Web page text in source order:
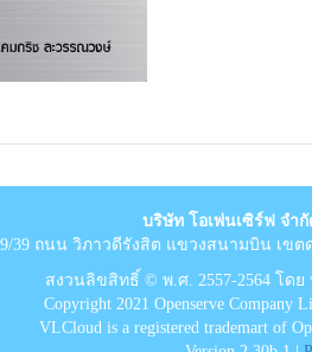
บริษัท โอเพ่นเซิร์ฟ จำ
39 ถนน วิภาวดีรังสิต แขวงสนามบิน เขต
สงวนลิขสิทธิ์ © พ.ศ. 2557-2564 โด
Copyright 2021 Openserve Company
VLCloud is a registered trademart of